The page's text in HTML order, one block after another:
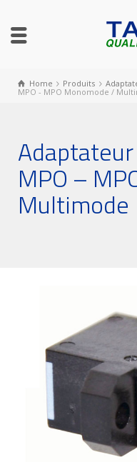
Home Produits
MPO - MPO Monomode /
MPO –
Multimode